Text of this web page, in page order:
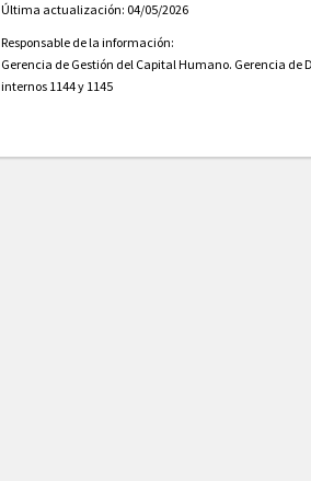
Última actualización: 04/05/2026
Responsable de la información:
Gerencia de Gestión del Capital Humano. Gerencia de
internos 1144 y 1145